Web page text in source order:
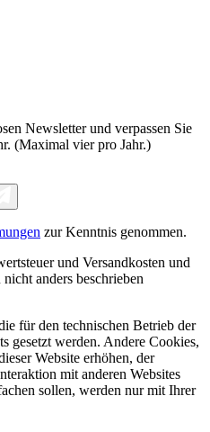
Newsletter und verpassen Sie
(Maximal vier pro Jahr.)
zur Kenntnis genommen.
und Versandkosten und
anders beschrieben
für den technischen Betrieb der
gesetzt werden. Andere Cookies,
Website erhöhen, der
mit anderen Websites
sollen, werden nur mit Ihrer